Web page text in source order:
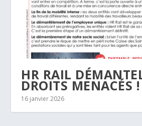
HR RAIL
DROITS MENACÉS !
16 janvier 2026